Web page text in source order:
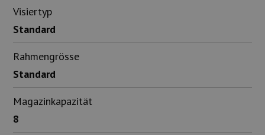
Visiertyp
Standard
Rahmengrösse
Standard
Magazinkapazität
8